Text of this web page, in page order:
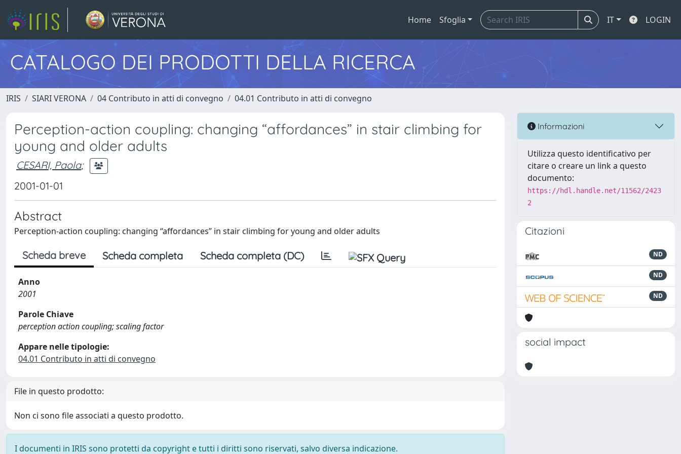
Home Sfoglia IT LOGIN
CATALOGO DEI PRODOTTI DELLA RICERCA
IRIS SIARI VERONA 04 Contributo in atti di convegno 04.01 Contributo in atti di convegno
Perception-action coupling: changing “affordances” in stair climbing for
young and older adults
CESARI, Paola;
2001-01-01
Abstract
Perception-action coupling: changing “affordances” in stair climbing for young and older adults
Scheda breve Scheda completa Scheda completa (DC)
Anno
2001
Parole Chiave
perception action coupling; scaling factor
Appare nelle tipologie:
04.01 Contributo in atti di convegno
File in questo prodotto:
Non ci sono file associati a questo prodotto.
I documenti in IRIS sono protetti da copyright e tutti i diritti sono riservati, salvo diversa indicazione.
Informazioni
Utilizza questo identificativo per
citare o creare un link a questo
documento:
https://hdl.handle.net/11562/2423
2
Citazioni
ND
ND
ND
social impact